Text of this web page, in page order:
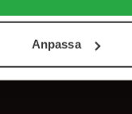
Du kan när
Anpassa